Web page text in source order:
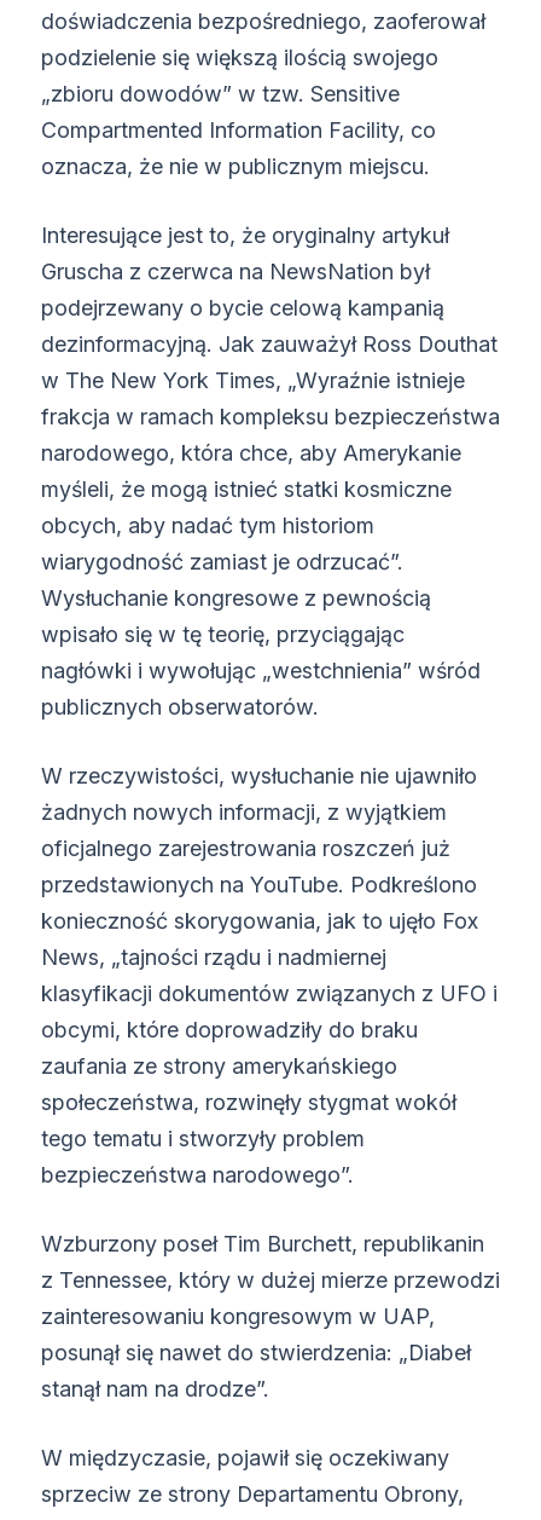
doświadczenia bezpośredniego, zaoferował
podzielenie się większą ilością swojego
„zbioru dowodów” w tzw. Sensitive
Compartmented Information Facility, co
oznacza, że nie w publicznym miejscu.
Interesujące jest to, że oryginalny artykuł
Gruscha z czerwca na NewsNation był
podejrzewany o bycie celową kampanią
dezinformacyjną. Jak zauważył Ross Douthat
w The New York Times, „Wyraźnie istnieje
frakcja w ramach kompleksu bezpieczeństwa
narodowego, która chce, aby Amerykanie
myśleli, że mogą istnieć statki kosmiczne
obcych, aby nadać tym historiom
wiarygodność zamiast je odrzucać”.
Wysłuchanie kongresowe z pewnością
wpisało się w tę teorię, przyciągając
nagłówki i wywołując „westchnienia” wśród
publicznych obserwatorów.
W rzeczywistości, wysłuchanie nie ujawniło
żadnych nowych informacji, z wyjątkiem
oficjalnego zarejestrowania roszczeń już
przedstawionych na YouTube. Podkreślono
konieczność skorygowania, jak to ujęło Fox
News, „tajności rządu i nadmiernej
klasyfikacji dokumentów związanych z UFO i
obcymi, które doprowadziły do braku
zaufania ze strony amerykańskiego
społeczeństwa, rozwinęły stygmat wokół
tego tematu i stworzyły problem
bezpieczeństwa narodowego”.
Wzburzony poseł Tim Burchett, republikanin
z Tennessee, który w dużej mierze przewodzi
zainteresowaniu kongresowym w UAP,
posunął się nawet do stwierdzenia: „Diabeł
stanął nam na drodze”.
W międzyczasie, pojawił się oczekiwany
sprzeciw ze strony Departamentu Obrony,